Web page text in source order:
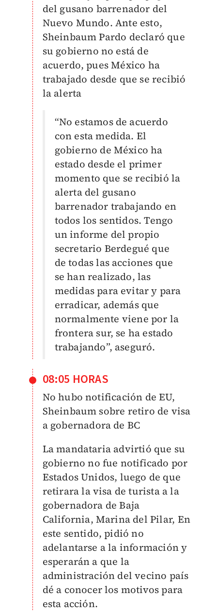
del gusano barrenador del
Nuevo Mundo. Ante esto,
Sheinbaum Pardo declaró que
su gobierno no está de
acuerdo, pues México ha
trabajado desde que se recibió
la alerta
“No estamos de acuerdo
con esta medida. El
gobierno de México ha
estado desde el primer
momento que se recibió la
alerta del gusano
barrenador trabajando en
todos los sentidos. Tengo
un informe del propio
secretario Berdegué que
de todas las acciones que
se han realizado, las
medidas para evitar y para
erradicar, además que
normalmente viene por la
frontera sur, se ha estado
trabajando”, aseguró.
08:05 HORAS
No hubo notificación de EU,
Sheinbaum sobre retiro de visa
a gobernadora de BC
La mandataria advirtió que su
gobierno no fue notificado por
Estados Unidos, luego de que
retirara la visa de turista a la
gobernadora de Baja
California, Marina del Pilar, En
este sentido, pidió no
adelantarse a la información y
esperarán a que la
administración del vecino país
dé a conocer los motivos para
esta acción.